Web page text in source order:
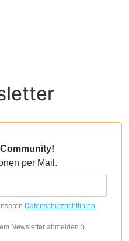
per Mail.
Datenschutzrichtlinien
Newsletter abmelden :)